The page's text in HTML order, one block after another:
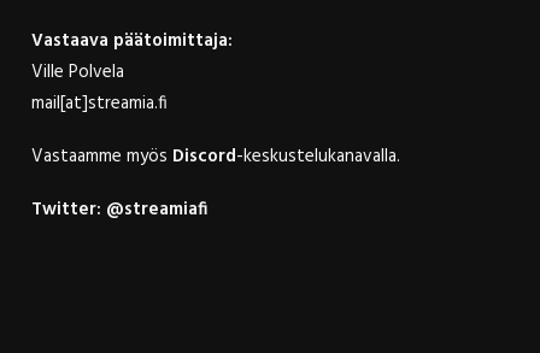
Vastaava päätoimittaja:
Ville Polvela
mail[at]streamia.fi
Vastaamme myös Discord-keskustelukanavalla.
Twitter: @streamiafi